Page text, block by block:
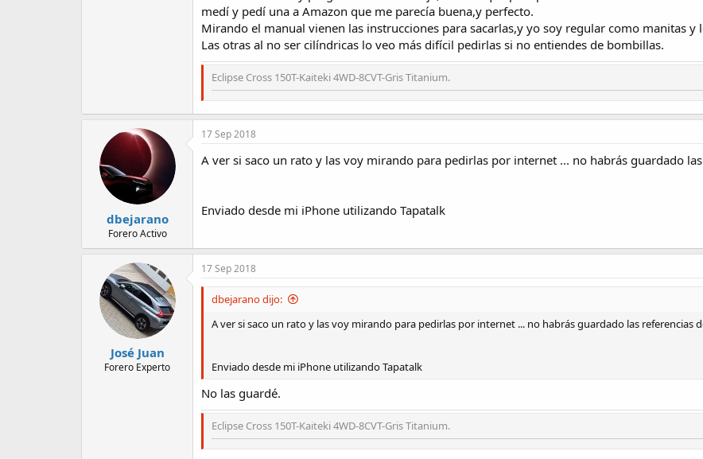
medí y pedí una a Amazon que me parecía buena,y perfecto.
Mirando el manual vienen las instrucciones para sacarlas,y yo soy regular como manitas y
Las otras al no ser cilíndricas lo veo más difícil pedirlas si no entiendes de bombillas.
Eclipse Cross 150T-Kaiteki 4WD-8CVT-Gris Titanium.
dbejarano
Forero Activo
17 Sep 2018
A ver si saco un rato y las voy mirando para pedirlas por internet ... no habrás guardado
Enviado desde mi iPhone utilizando Tapatalk
José Juan
Forero Experto
17 Sep 2018
dbejarano dijo:
A ver si saco un rato y las voy mirando para pedirlas por internet ... no habrás guardado las referencias
Enviado desde mi iPhone utilizando Tapatalk
No las guardé.
Eclipse Cross 150T-Kaiteki 4WD-8CVT-Gris Titanium.